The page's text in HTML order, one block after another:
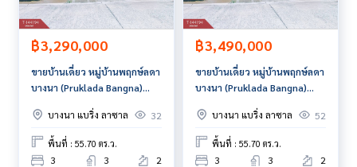
สนใจสอบถามข้อมูลเพิ่มเติม หรือ นัดชมบ้านได้ที่
Tel : 0816425489
น้อย (รหัสตัวแทน 3752)
Callcenter :02-047-4282
www.tb.co.th
฿3,290,000
ขายบ้านเดี่ยว หมู่บ้านพฤกษ์ลดา
บางนา (Pruklada Bangna)
บางนา แบริ่ง ลาซาล
32
พื้นที่ : 55.70 ตร.ว.
3 3 2
฿3,490,000
ขายบ้านเดี่ยว หมู่บ้านพฤกษ์ลดา
บางนา (Pruklada Bangna)
บางนา แบริ่ง ลาซาล
52
พื้นที่ : 55.70 ตร.ว.
3 3 2